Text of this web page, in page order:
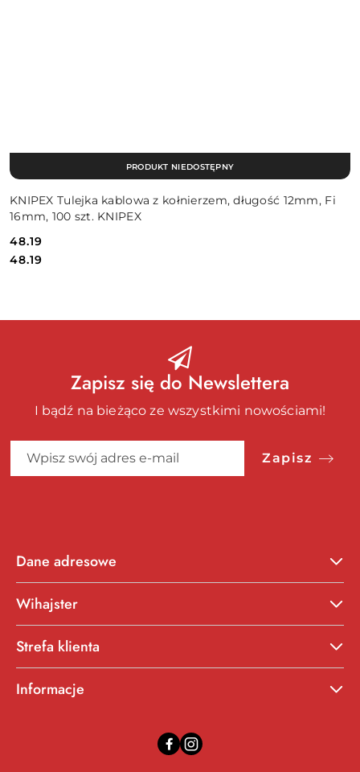
KNIPEX Tulejka kablowa z kołnierzem, długość 12mm, Fi
16mm, 100 szt. KNIPEX
Cena:
48.19
Cena:
48.19
PRODUKT NIEDOSTĘPNY
Zapisz się do Newslettera
I bądź na bieżąco ze wszystkimi nowościami!
Zapisz
Dane adresowe
Wihajster
Strefa klienta
Informacje